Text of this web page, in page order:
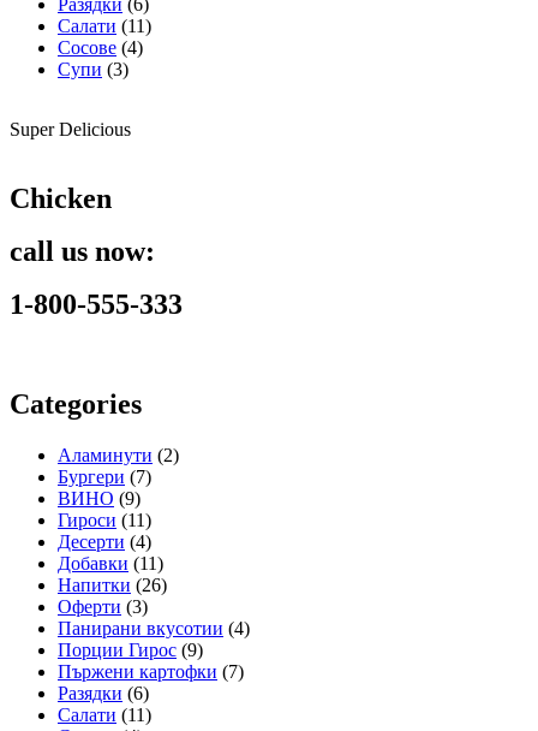
Разядки (6)
Салати (11)
Сосове (4)
Супи (3)
Super Delicious
Chicken
call us now:
1-800-555-333
Categories
Аламинути (2)
Бургери (7)
ВИНО (9)
Гироси (11)
Десерти (4)
Добавки (11)
Напитки (26)
Оферти (3)
Панирани вкусотии (4)
Порции Гирос (9)
Пържени картофки (7)
Разядки (6)
Салати (11)